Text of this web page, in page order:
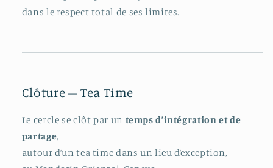
dans le respect total de ses limites.
Clôture – Tea Time
Le cercle se clôt par un temps d’intégration et de
partage,
autour d’un tea time dans un lieu d’exception,